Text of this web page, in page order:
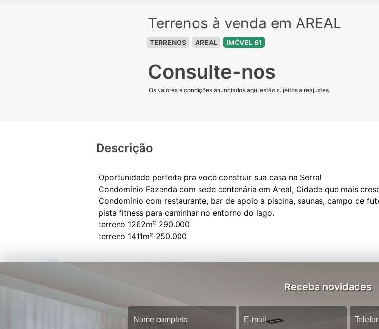
Terrenos à venda em AREAL
TERRENOS AREAL IMÓVEL 61
Consulte-nos
Os valores e condições anunciados aqui estão sujeitos a reajustes.
Descrição
Oportunidade perfeita pra você construir sua casa na Serra!
Condomínio Fazenda com sede centenária em Areal, Cidade que mais
Condomínio com restaurante, bar de apoio a piscina, saunas, campo de
pista fitness para caminhar no entorno do lago.
terreno 1262m² 290.000
Receba novidades